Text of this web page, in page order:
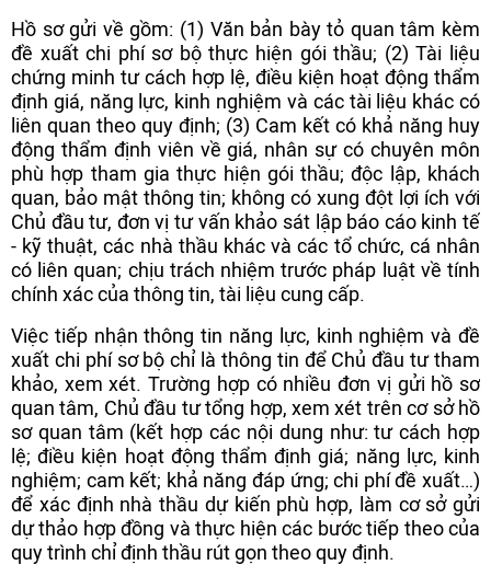
Hồ sơ gửi về gồm: (1) Văn bản bày tỏ quan tâm kèm
đề xuất chi phí sơ bộ thực hiện gói thầu; (2) Tài liệu
chứng minh tư cách hợp lệ, điều kiện hoạt động thẩm
định giá, năng lực, kinh nghiệm và các tài liệu khác có
liên quan theo quy định; (3) Cam kết có khả năng huy
động thẩm định viên về giá, nhân sự có chuyên môn
phù hợp tham gia thực hiện gói thầu; độc lập, khách
quan, bảo mật thông tin; không có xung đột lợi ích với
Chủ đầu tư, đơn vị tư vấn khảo sát lập báo cáo kinh tế
- kỹ thuật, các nhà thầu khác và các tổ chức, cá nhân
có liên quan; chịu trách nhiệm trước pháp luật về tính
chính xác của thông tin, tài liệu cung cấp.
Việc tiếp nhận thông tin năng lực, kinh nghiệm và đề
xuất chi phí sơ bộ chỉ là thông tin để Chủ đầu tư tham
khảo, xem xét. Trường hợp có nhiều đơn vị gửi hồ sơ
quan tâm, Chủ đầu tư tổng hợp, xem xét trên cơ sở hồ
sơ quan tâm (kết hợp các nội dung như: tư cách hợp
lệ; điều kiện hoạt động thẩm định giá; năng lực, kinh
nghiệm; cam kết; khả năng đáp ứng; chi phí đề xuất…)
để xác định nhà thầu dự kiến phù hợp, làm cơ sở gửi
dự thảo hợp đồng và thực hiện các bước tiếp theo của
quy trình chỉ định thầu rút gọn theo quy định.